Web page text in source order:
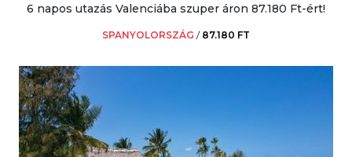
6 napos utazás Valenciába szuper áron 87.180 Ft-ért!
SPANYOLORSZÁG / 87.180 FT